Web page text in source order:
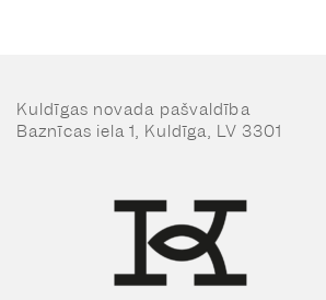
Kuldīgas novada pašvaldība
Baznīcas iela 1, Kuldīga, LV 3301